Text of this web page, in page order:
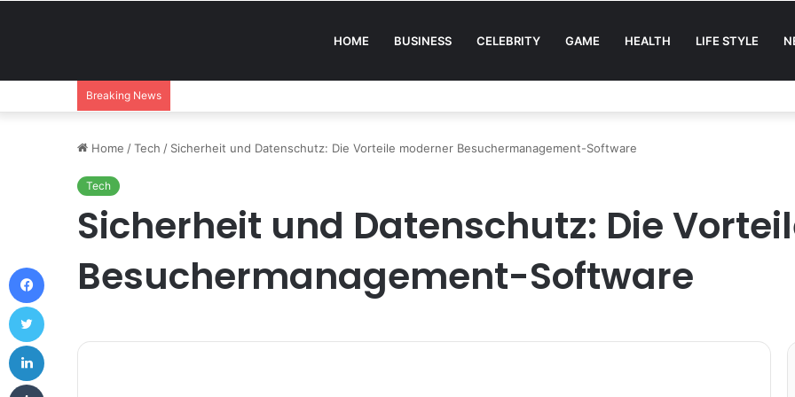
HOME BUSINESS CELEBRITY GAME HEALTH LIFE STYLE
Breaking News
Home /Tech / Sicherheit und Datenschutz: Die Vorteile moderner Besuchermanagement-Software
Tech
Sicherheit und Datenschutz: Die
Besuchermanagement-Software
Facebook
LinkedIn